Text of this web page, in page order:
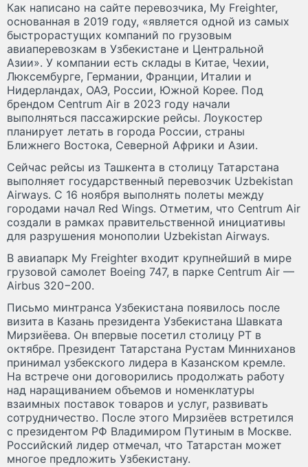
Как написано на сайте перевозчика, My Freighter,
основанная в 2019 году, «является одной из самых
быстрорастущих компаний по грузовым
авиаперевозкам в Узбекистане и Центральной
Азии». У компании есть склады в Китае, Чехии,
Люксембурге, Германии, Франции, Италии и
Нидерландах, ОАЭ, России, Южной Корее. Под
брендом Centrum Air в 2023 году начали
выполняться пассажирские рейсы. Лоукостер
планирует летать в города России, страны
Ближнего Востока, Северной Африки и Азии.
Сейчас рейсы из Ташкента в столицу Татарстана
выполняет государственный перевозчик Uzbekistan
Airways. С 16 ноября выполнять полеты между
городами начал Red Wings. Отметим, что Centrum Air
создали в рамках правительственной инициативы
для разрушения монополии Uzbekistan Airways.
В авиапарк My Freighter входит крупнейший в мире
грузовой самолет Boeing 747, в парке Centrum Air —
Airbus 320−200.
Письмо минтранса Узбекистана появилось после
визита в Казань президента Узбекистана Шавката
Мирзиёева. Он впервые посетил столицу РТ в
октябре. Президент Татарстана Рустам Минниханов
принимал узбекского лидера в Казанском кремле.
На встрече они договорились продолжать работу
над наращиванием объемов и номенклатуры
взаимных поставок товаров и услуг, развивать
сотрудничество. После этого Мирзиёев встретился
с президентом РФ Владимиром Путиным в Москве.
Российский лидер отмечал, что Татарстан может
многое предложить Узбекистану.